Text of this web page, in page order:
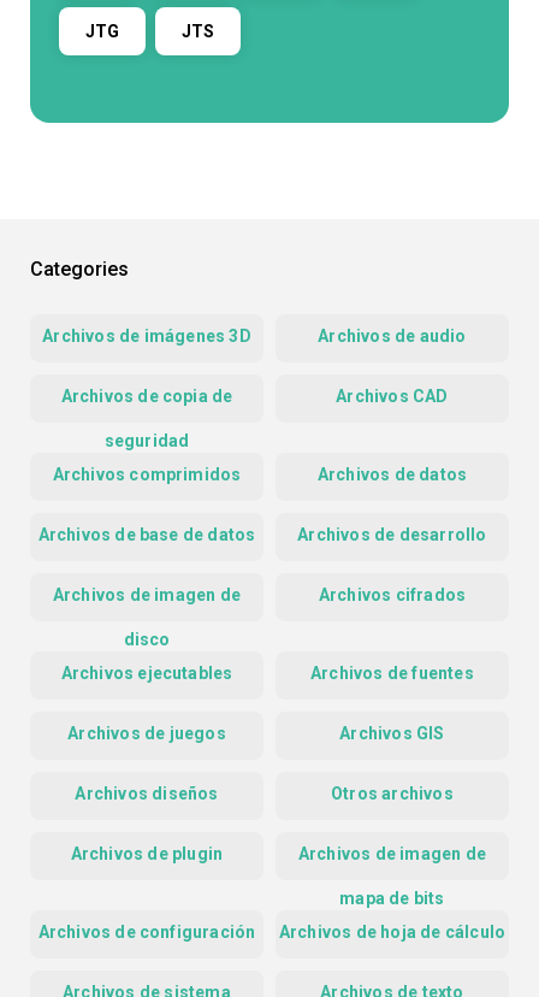
JTG JTS
Categories
Archivos de imágenes 3D Archivos de audio
Archivos de copia de
seguridad
Archivos CAD
Archivos comprimidos Archivos de datos
Archivos de base de datos Archivos de desarrollo
Archivos de imagen de
disco
Archivos cifrados
Archivos ejecutables Archivos de fuentes
Archivos de juegos Archivos GIS
Archivos diseños Otros archivos
Archivos de plugin Archivos de imagen de
mapa de bits
Archivos de configuración
Archivos de hoja de cálculo
Archivos de sistema Archivos de texto